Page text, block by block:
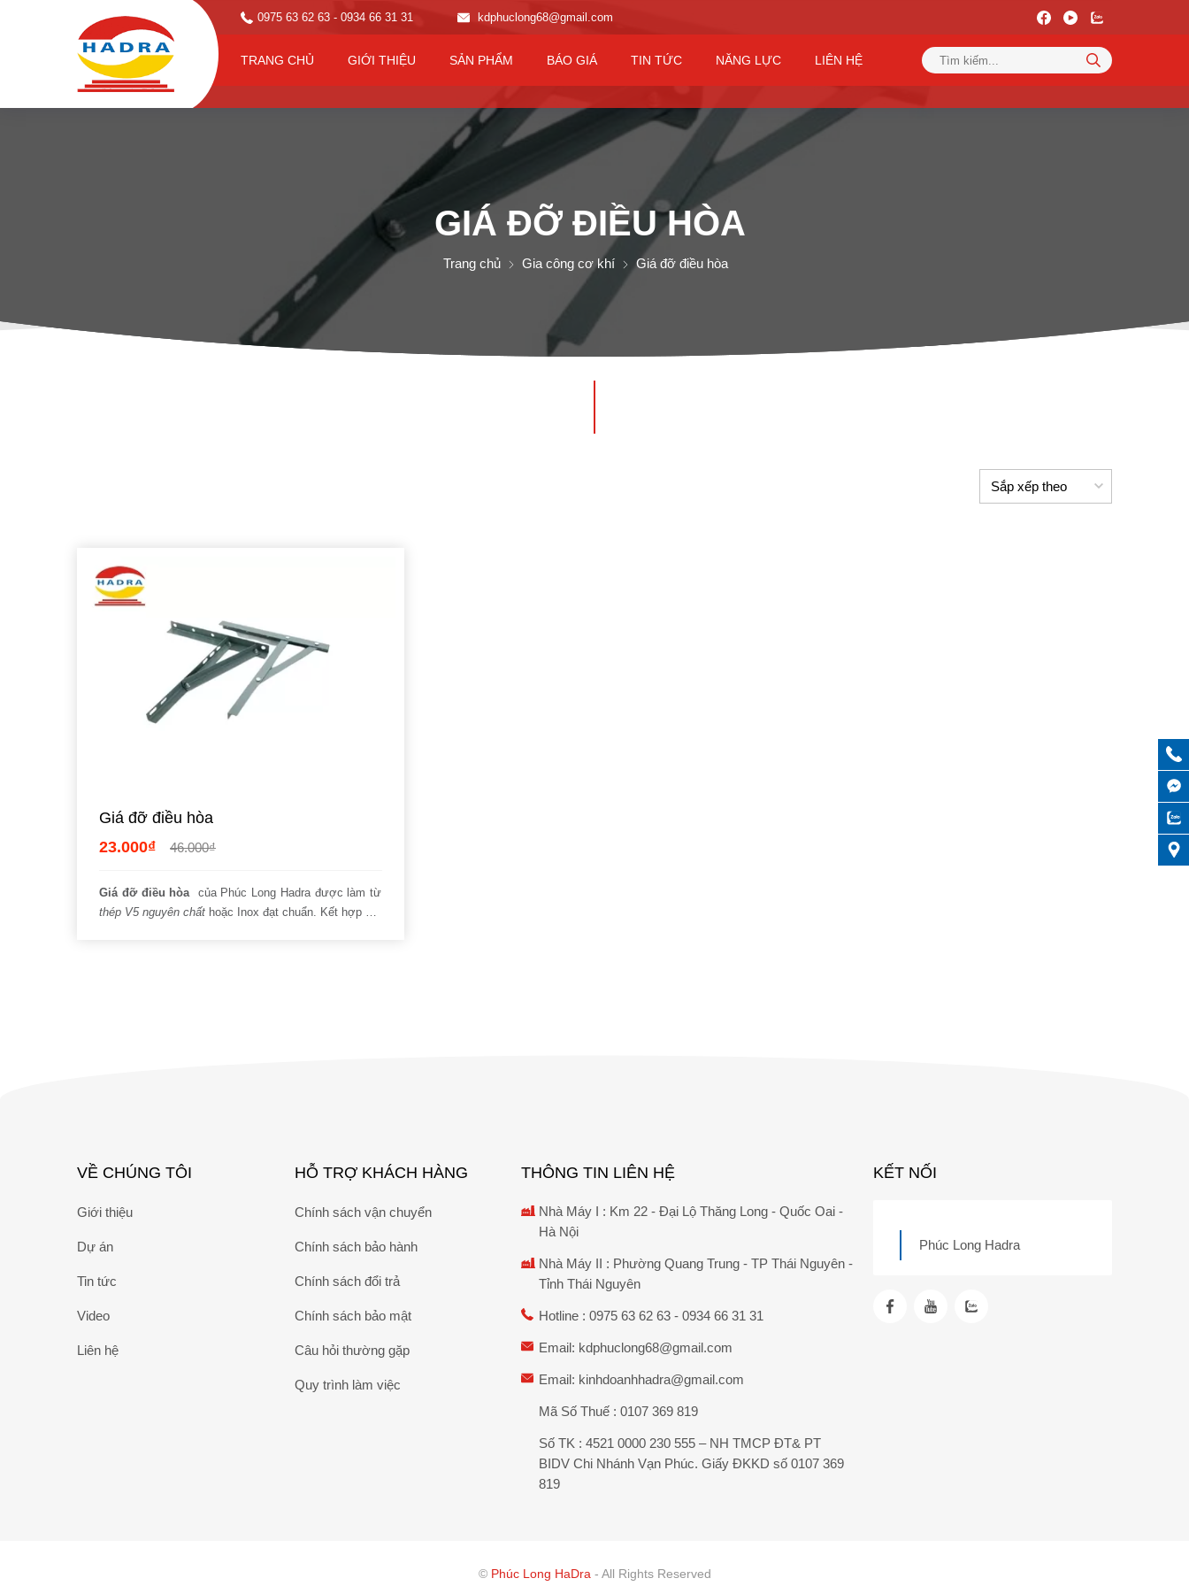
0975 63 62 63 - 0934 66 31 31 kdphuclong68@gmail.com
TRANG CHỦ GIỚI THIỆU SẢN PHẨM BÁO GIÁ TIN TỨC NĂNG LỰC LIÊN HỆ
GIÁ ĐỠ ĐIỀU HÒA
Trang chủ Gia công cơ khí Giá đỡ điều hòa
Giá đỡ điều hòa
23.000₫
46.000₫
Giá đỡ điều hòa của Phúc Long Hadra được làm từ
thép V5 nguyên chất hoặc Inox đạt chuẩn. Kết hợp với
THÔNG TIN LIÊN HỆ
Nhà Máy I : Km 22 - Đại Lộ Thăng Long - Quốc Oai -
Hà Nội
Nhà Máy II : Phường Quang Trung - TP Thái Nguyên -
Tỉnh Thái Nguyên
Hotline :0975 63 62 63 - 0934 66 31 31
Email: kdphuclong68@gmail.com
Email: kinhdoanhhadra@gmail.com
Mã Số Thuế : 0107 369 819
Số TK : 4521 0000 230 555 – NH TMCP ĐT& PT
BIDV Chi Nhánh Vạn Phúc. Giấy ĐKKD số 0107 369
819
VỀ CHÚNG TÔI
Giới thiệu
Dự án
Tin tức
Video
Liên hệ
HỖ TRỢ KHÁCH HÀNG
Chính sách vận chuyển
Chính sách bảo hành
Chính sách đổi trả
Chính sách bảo mật
Câu hỏi thường gặp
Quy trình làm việc
KẾT NỐI
Phúc Long Hadra
© Phúc Long HaDra- All Rights Reserved